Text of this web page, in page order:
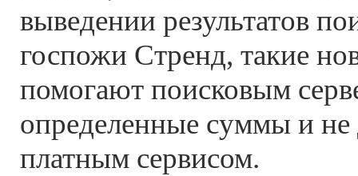
выведении результатов
госпожи Стренд, такие
помогают поисковым
определенные суммы и не
платным сервисом.